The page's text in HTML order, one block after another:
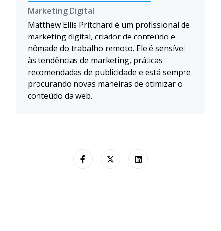
Marketing Digital
Matthew Ellis Pritchard é um profissional de
marketing digital, criador de conteúdo e
nômade do trabalho remoto. Ele é sensível
às tendências de marketing, práticas
recomendadas de publicidade e está sempre
procurando novas maneiras de otimizar o
conteúdo da web.